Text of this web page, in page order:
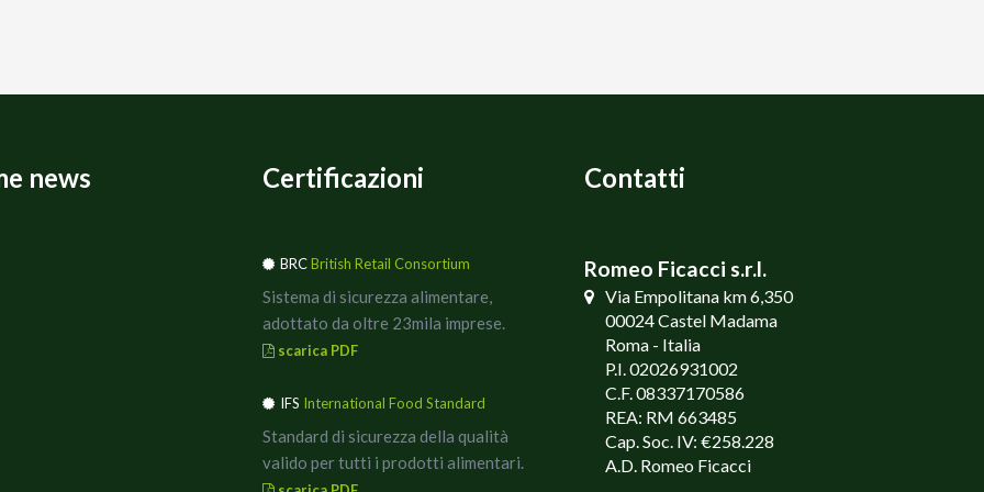
news Certificazioni
BRCBritish Retail Consortium
Sistema di sicurezza alimentare,
adottato da oltre 23mila imprese.
scarica PDF
IFS International Food Standard
Standard di sicurezza della qualità
valido per tutti i prodotti alimentari.
Contatti
Romeo Ficacci s.r.l.
Via Empolitana km 6,350
00024 Castel Madama
Roma - Italia
P.I. 02026931002
C.F. 08337170586
REA: RM 663485
Cap. Soc. IV: €258.228
A.D. Romeo Ficacci